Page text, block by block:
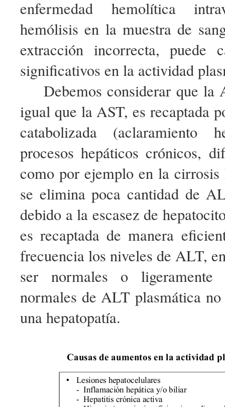
enfermedad hemolítica
hemólisis en la muestra de
extracción incorrecta, puede
significativos en la actividad
Debemos considerar que
igual que la AST, es recaptada
catabolizada (aclaramiento
procesos hepáticos crónicos,
como por ejemplo en la cirrosis
se elimina poca cantidad de
debido a la escasez de
es recaptada de manera
frecuencia los niveles de ALT,
ser normales o ligeramente
normales de ALT plasmática
una hepatopatía.